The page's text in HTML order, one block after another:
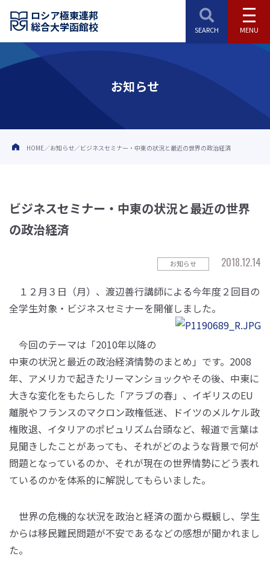
ロシア極東連邦
総合大学函館校
お知らせ
HOME お知らせ ビジネスセミナー・中東の状況と最近の世界の政治経済
ビジネスセミナー・中東の状況と最近の世界
の政治経済
お知らせ
2018.12.14
１２月３日（月）、渡辺善行講師による今年度２回目の
全学生対象・ビジネスセミナーを開催しました。
今回のテーマは「2010年以降の
中東の状況と最近の政治経済情勢のまとめ」です。2008
年、アメリカで起きたリーマンショックやその後、中東に
大きな変化をもたらした「アラブの春」、イギリスのEU
離脱やフランスのマクロン政権低迷、ドイツのメルケル政
権敗退、イタリアのポピュリズム台頭など、報道で言葉は
見聞きしたことがあっても、それがどのような背景で何が
問題となっているのか、それが現在の世界情勢にどう表れ
ているのかを体系的に解説してもらいました。
世界の危機的な状況を政治と経済の面から概観し、学生
からは移民難民問題が不安であるなどの感想が聞かれまし
た。